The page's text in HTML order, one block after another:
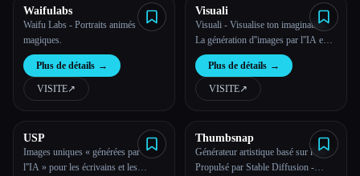
Waifulabs
Waifu Labs - Portraits animés
magiques.
Plus de détails →
VISITE↗︎
Visuali
Visuali - Visualise ton imagination -
La génération d''images par l''IA en
toute simplicité
Plus de détails →
VISITE↗︎
USP
Images uniques « générées par
l''IA » pour les écrivains et les
Thumbsnap
Générateur artistique basé sur l''IA !
Propulsé par Stable Diffusion -